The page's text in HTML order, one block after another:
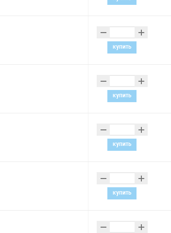
– +
купить
– +
купить
– +
купить
– +
купить
– +